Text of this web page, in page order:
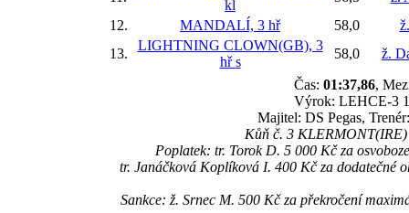
kl
12.
MANDALÍ, 3 hř 58,0
13.
LIGHTNING CLOWN(GB), 3
hřs
58,0
ž.
Čas: 01:37,86,
Výrok: LEHCE-3
Majitel: DS Pegas,
Kůň č. 3
Poplatek: tr. Torok D. 5 000 Kč za
tr. Janáčková Koplíková I. 400 Kč za
Sankce: ž. Srnec M. 500 Kč za překročení